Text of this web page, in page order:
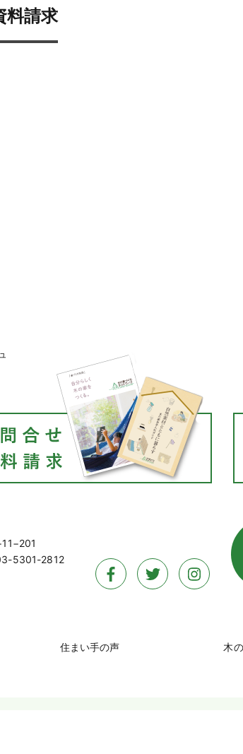
料請求
5301-2812
住まい手の声 木